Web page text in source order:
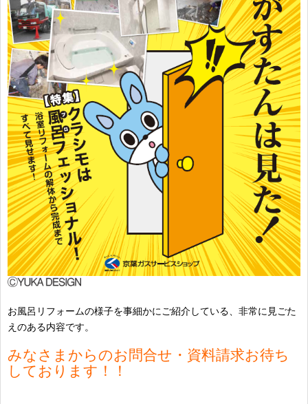
お風呂リフォームの様子を事細かにご紹介している、非常に見ごた
えのある内容です。
みなさまからのお問合せ・資料請求お待ち
しております！！